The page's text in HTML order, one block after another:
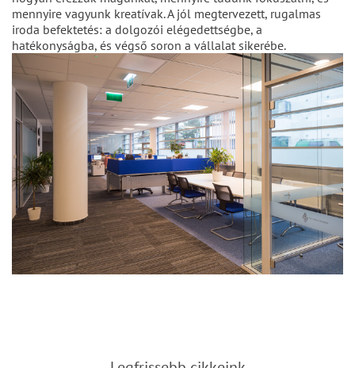
mennyire vagyunk kreatívak. A jól megtervezett, rugalmas
iroda befektetés: a dolgozói elégedettségbe, a
hatékonyságba, és végső soron a vállalat sikerébe.